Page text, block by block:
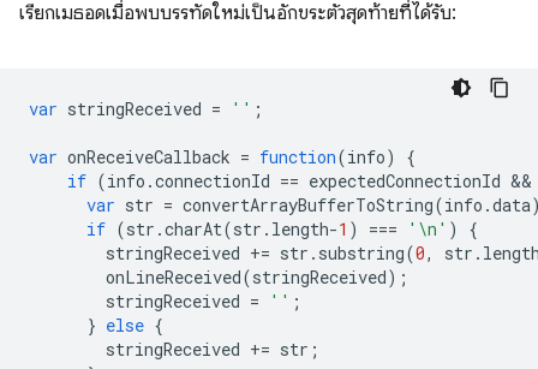
เรียกเมธอดเมื่อพบบรรทัดใหม่เป็นอักขระตัวสุดท้ายที่ได้รับ:
var stringReceived = '' ;
var onReceiveCallback = function(info)
{
if (info .connectionId == expectedConnectionId
var str = convertArrayBufferToString(info .data
if (str .charAt(str . length-1 ) === '\n' )
{
stringReceived += str . substring(0, str .
onLineReceived(stringReceived);
stringReceived = '' ;
} else {
stringReceived += str ;